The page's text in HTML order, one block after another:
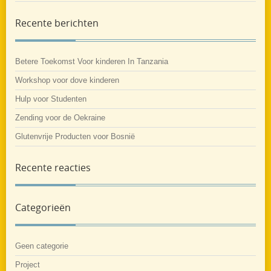
Recente berichten
Betere Toekomst Voor kinderen In Tanzania
Workshop voor dove kinderen
Hulp voor Studenten
Zending voor de Oekraine
Glutenvrije Producten voor Bosnië
Recente reacties
Categorieën
Geen categorie
Project